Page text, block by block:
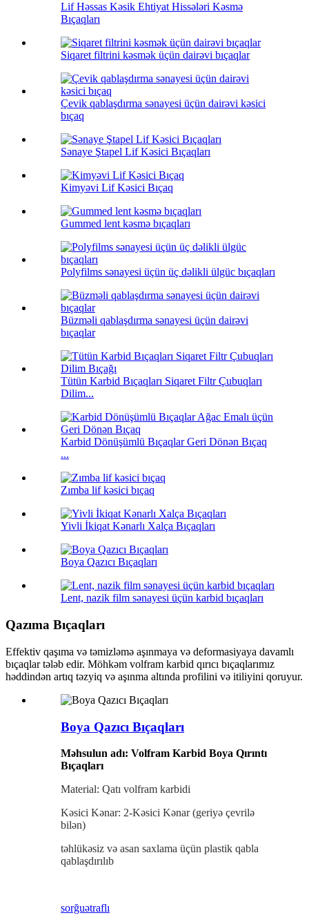
Lif Həssas Kəsik Ehtiyat Hissələri Kəsmə
Bıçaqları
Siqaret filtrini kəsmək üçün dairəvi bıçaqlar
Çevik qablaşdırma sənayesi üçün dairəvi kəsici
bıçaq
Sənaye Ştapel Lif Kəsici Bıçaqları
Kimyəvi Lif Kəsici Bıçaq
Gummed lent kəsmə bıçaqları
Polyfilms sənayesi üçün üç dəlikli ülgüc bıçaqları
Büzməli qablaşdırma sənayesi üçün dairəvi
bıçaqlar
Tütün Karbid Bıçaqları Siqaret Filtr Çubuqları
Dilim...
Karbid Dönüşümlü Bıçaqlar Geri Dönən Bıçaq
...
Zımba lif kəsici bıçaq
Yivli İkiqat Kənarlı Xalça Bıçaqları
Boya Qazıcı Bıçaqları
Lent, nazik film sənayesi üçün karbid bıçaqları
Qazıma Bıçaqları
Effektiv qaşıma və təmizləmə aşınmaya və deformasiyaya davamlı
bıçaqlar tələb edir. Möhkəm volfram karbid qırıcı bıçaqlarımız
həddindən artıq təzyiq və aşınma altında profilini və itiliyini qoruyur.
Boya Qazıcı Bıçaqları
Məhsulun adı: Volfram Karbid Boya Qırıntı
Bıçaqları
Material: Qatı volfram karbidi
Kəsici Kənar: 2-Kəsici Kənar (geriyə çevrilə
bilən)
təhlükəsiz və asan saxlama üçün plastik qabla
qablaşdırılıb
sorğuətraflı